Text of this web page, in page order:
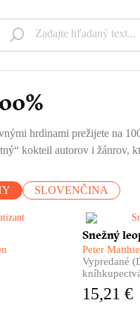
hrdinami prežijete na
kokteil autorov i žánrov,
SLOVENČINA
slúži
i
Himalájske
nezvyčajný
meditácia i
Snežný
Snežný
Peter
Vypredané
15,21 €